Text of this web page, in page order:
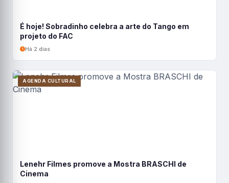
É hoje! Sobradinho celebra a arte do Tango em
projeto do FAC
Há 2 dias
AGENDA CULTURAL
Lenehr Filmes promove a Mostra BRASCHI de
Cinema